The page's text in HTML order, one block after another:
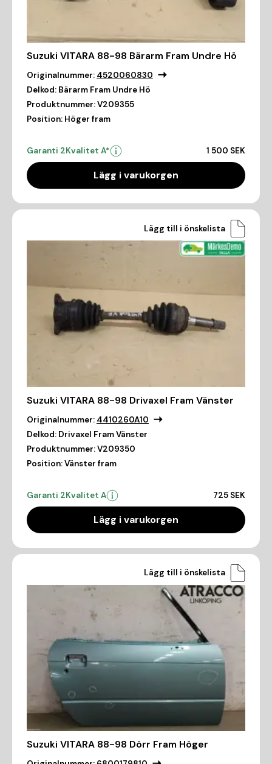
Suzuki VITARA 88-98 Bärarm Fram Undre Hö
Originalnummer: 4520060830
Delkod: Bärarm Fram Undre Hö
Produktnummer:V209355
Position: Höger fram
Garanti 2Kvalitet A* 1 500 SEK
Lägg i varukorgen
Lägg till i önskelista
Suzuki VITARA 88-98 Drivaxel Fram Vänster
Originalnummer: 4410260A10
Delkod: Drivaxel Fram Vänster
Produktnummer:V209350
Position:Vänster fram
Garanti 2Kvalitet A 725 SEK
Lägg i varukorgen
Lägg till i önskelista
Suzuki VITARA 88-98 Dörr Fram Höger